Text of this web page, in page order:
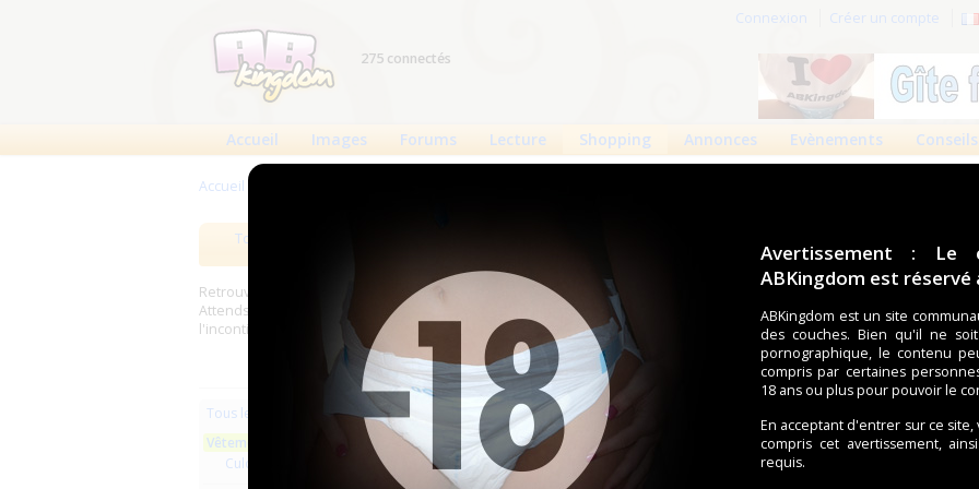
Avertissement : Le
ABKingdom est réservé
ABKingdom est un site
des couches. Bien qu'il ne
pornographique, le contenu
compris par certaines
18 ans ou plus pour pouvoir le
En acceptant d'entrer sur ce
compris cet avertissement,
requis.
Connexion Créer un compte
275 connectés
Accueil Images Forums Lecture Shopping Annonces Evènements Conseils
Accueil
Tous les produits
Retrouverez sur cette page les meilleures couches (Tena, Abena, Molicare, Comficare, Confiance, Depend,
Attends, Bambino...) et les meilleurs produits aussi bien pour les fétichistes des couches que pour
l'incontinence.
Tous les produits
Vêtements en plastique
Culottes plastique
Les plus récents Trier par nom
Aucun produit trouvé.